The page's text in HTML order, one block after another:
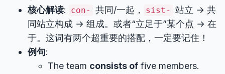
核心解读: con- 共同/一起， sist-
站立 → 共
同站立构成 → 组成。或者“立足于”某个点 → 在
于。这词有两个超重要的搭配，一定要记住！
例句:
The team consists of five members.